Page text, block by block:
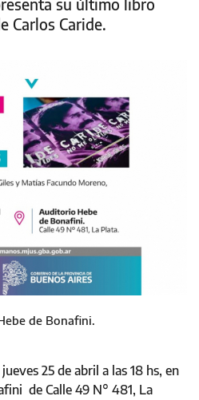
su último libro
Carlos Caride.
de Bonafini.
25 de abril a las 18 hs, en
de Calle 49 N° 481, La